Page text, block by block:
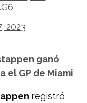
2023
ganó
el GP de Miami
registró